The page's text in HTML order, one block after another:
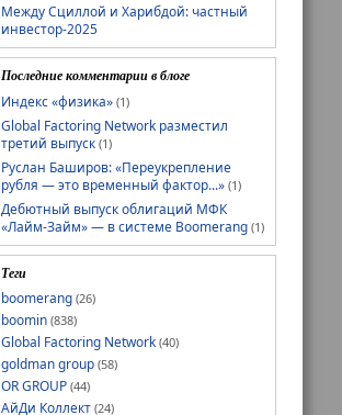
Между Сциллой и Харибдой: частный
инвестор-2025
Последние комментарии в блоге
Индекс «физика» (1)
Global Factoring Network разместил
третий выпуск (1)
Руслан Баширов: «Переукрепление
рубля — это временный фактор...» (1)
Дебютный выпуск облигаций МФК
«Лайм-Займ» — в системе Boomerang (1)
Теги
boomerang (26)
boomin (838)
Global Factoring Network (40)
goldman group (58)
OR GROUP (44)
АйДи Коллект (24)